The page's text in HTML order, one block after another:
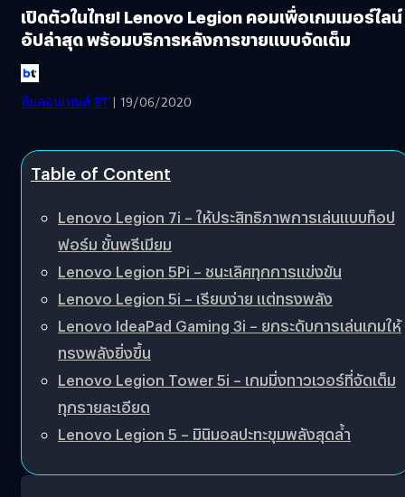
เปิดตัวในไทย! Lenovo Legion คอมเพื่อเกมเมอร์ไลน์
อัปล่าสุด พร้อมบริการหลังการขายแบบจัดเต็ม
ทีมคอนเทนต์ BT | 19/06/2020
Table of Content
Lenovo Legion 7i – ให้ประสิทธิภาพการเล่นแบบท็อป
ฟอร์ม ขั้นพรีเมียม
Lenovo Legion 5Pi – ชนะเลิศทุกการแข่งขัน
Lenovo Legion 5i – เรียบง่าย แต่ทรงพลัง
Lenovo IdeaPad Gaming 3i – ยกระดับการเล่นเกมให้
ทรงพลังยิ่งขึ้น
Lenovo Legion Tower 5i – เกมมิ่งทาวเวอร์ที่จัดเต็ม
ทุกรายละเอียด
Lenovo Legion 5 – มินิมอลปะทะขุมพลังสุดล้ำ